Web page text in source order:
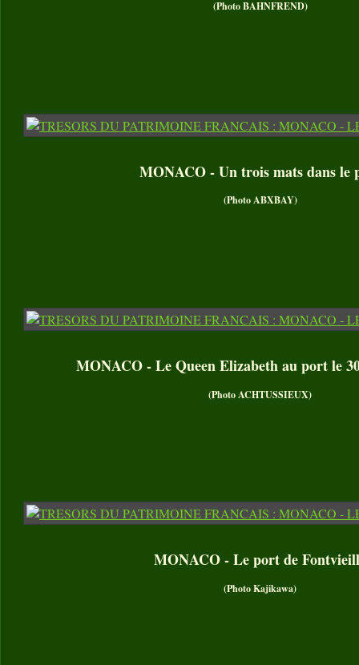
(Photo BAHNFREND)
MONACO - Un trois mats dans le
(Photo ABXBAY)
MONACO - Le Queen Elizabeth au port le
(Photo ACHTUSSIEUX)
MONACO - Le port de
(Photo Kajikawa)